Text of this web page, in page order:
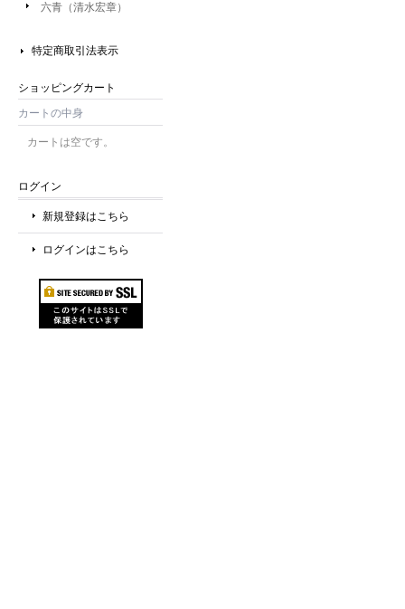
六青（清水宏章）
特定商取引法表示
ショッピングカート
カートの中身
カートは空です。
ログイン
新規登録はこちら
ログインはこちら